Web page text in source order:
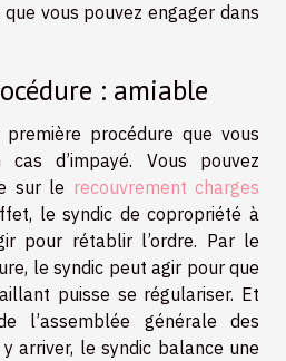
vous pouvez engager dans
: amiable
procédure que vous
d’impayé. Vous pouvez
sur le recouvrement charges
le syndic de copropriété à
pour rétablir l’ordre. Par le
le syndic peut agir pour que
puisse se régulariser. Et
l’assemblée générale des
arriver, le syndic balance une